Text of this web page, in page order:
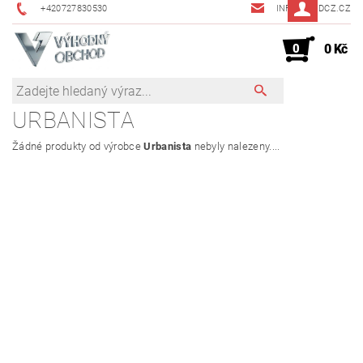
+420727830530 INFO@JMDCZ.CZ
0 0 Kč
URBANISTA
Žádné produkty od výrobceUrbanista nebyly nalezeny....